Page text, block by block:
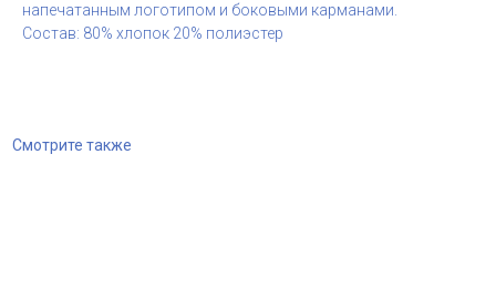
напечатанным логотипом и боковыми карманами.
Состав: 80% хлопок 20% полиэстер
Смотрите также